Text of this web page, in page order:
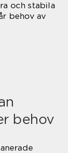
och stabila
behov av
behov